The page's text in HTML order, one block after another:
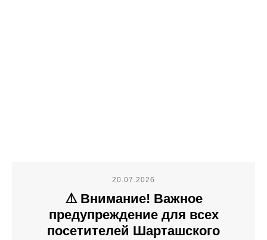
20.07.2026
⚠️ Внимание! Важное
предупреждение для всех
посетителей Шарташского